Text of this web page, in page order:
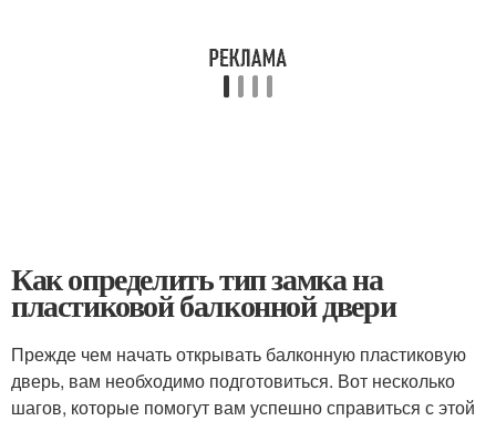
Как определить тип замка на
пластиковой балконной двери
Прежде чем начать открывать балконную пластиковую
дверь, вам необходимо подготовиться.​ Вот несколько
шагов, которые помогут вам успешно справиться с этой